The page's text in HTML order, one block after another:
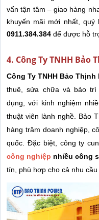
vấn tận tâm – giao hàng
khuyến mãi mới nhất, quý
0911.384.384 để được hỗ
4. Công Ty TNHH Bảo
Công Ty TNHH Bảo Thịnh
thuê, sửa chữa và bảo trì
dụng, với kinh nghiệm
thuật viên lành nghề. Bảo
hàng trăm doanh nghiệp,
quốc. Đặc biệt, công ty
công nghiệp nhiều công
tín, phù hợp cho cả nhu